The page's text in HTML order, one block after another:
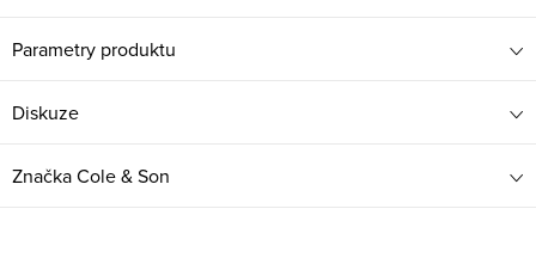
Parametry produktu
Diskuze
ZnačkaCole & Son